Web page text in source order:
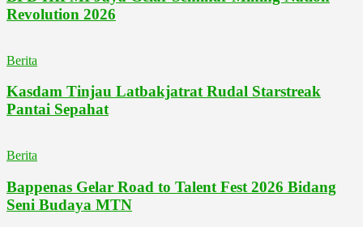
Revolution 2026
Berita
Kasdam Tinjau Latbakjatrat Rudal Starstreak
Pantai Sepahat
Berita
Bappenas Gelar Road to Talent Fest 2026 Bidang
Seni Budaya MTN